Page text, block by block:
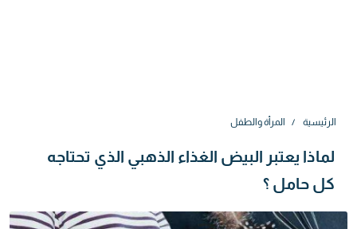
الرئيسية المرأة والطفل
لماذا يعتبر البيض الغذاء الذهبي الذي تحتاجه
كل حامل ؟